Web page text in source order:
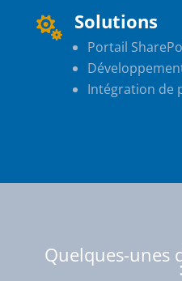
 Solutions
Portail
Intégration de
Quelques-unes